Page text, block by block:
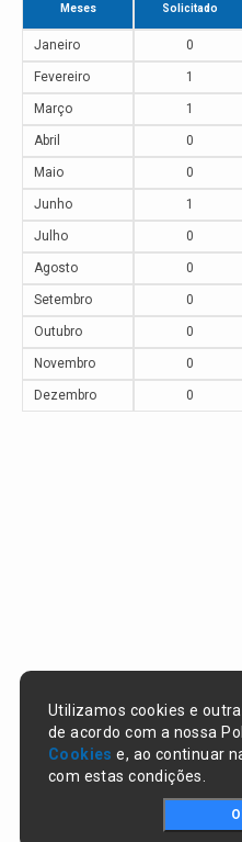
Meses Solicitado
Janeiro 0
Fevereiro 1
Março 1
Abril 0
Maio 0
Junho 1
Julho 0
Agosto 0
Setembro 0
Outubro 0
Novembro 0
Dezembro 0
Utilizamos cookies e
de acordo com a nossa
Cookies e, ao continuar
com estas condições.